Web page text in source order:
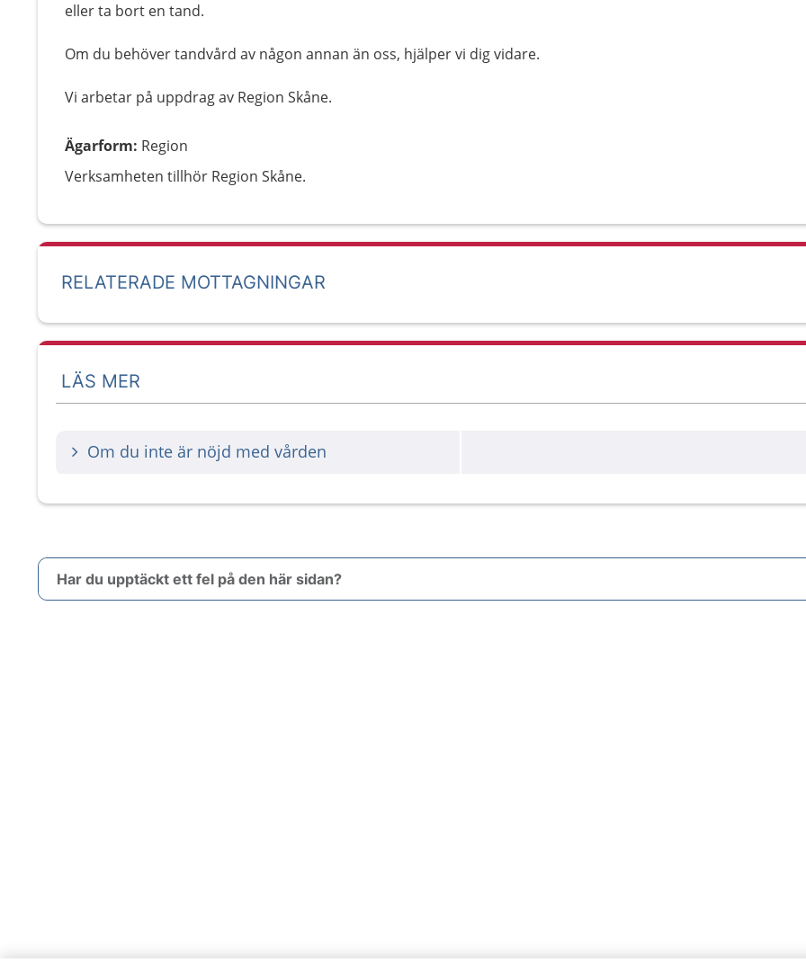
eller ta bort en tand.
Om du behöver tandvård av någon annan än oss, hjälper vi dig vidare.
Vi arbetar på uppdrag av Region Skåne.
Ägarform: Region
Verksamheten tillhör Region Skåne.
RELATERADE MOTTAGNINGAR
LÄS MER
Om du inte är nöjd med vården
Har du upptäckt ett fel på den här sidan?